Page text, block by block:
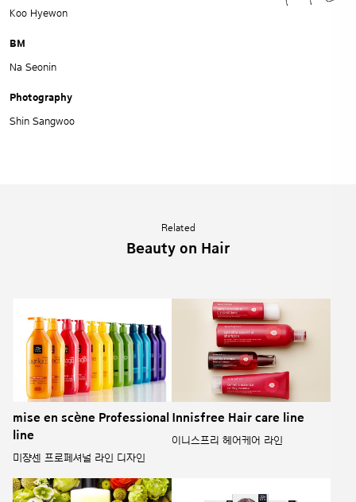
Koo Hyewon
BM
Na Seonin
Photography
Shin Sangwoo
Related
Beauty on Hair
mise en scène Professional
line
미쟝센 프로페셔널 라인 디자인
Innisfree Hair care line
이니스프리 헤어케어 라인